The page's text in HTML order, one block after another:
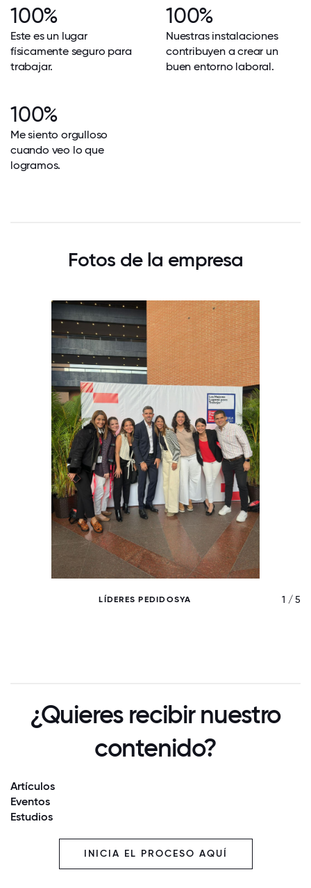
100%
Este es un lugar
físicamente seguro para
trabajar.
100%
Nuestras instalaciones
contribuyen a crear un
buen entorno laboral.
100%
Me siento orgulloso
cuando veo lo que
logramos.
Fotos de la empresa
LÍDERES PEDIDOSYA 1 / 5
¿Quieres recibir nuestro
contenido?
Artículos
Eventos
Estudios
INICIA EL PROCESO AQUÍ